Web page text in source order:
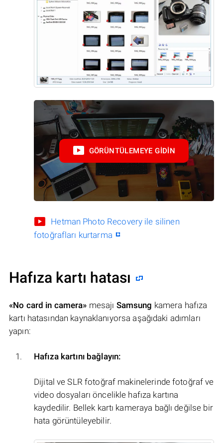
GÖRÜNTÜLEMEYE GIDIN
Hetman Photo Recovery ile silinen
fotoğrafları kurtarma
Hafıza kartı hatası
«No card in camera» mesajı Samsung kamera hafıza
kartı hatasından kaynaklanıyorsa aşağıdaki adımları
yapın:
Hafıza kartını bağlayın:
Dijital ve SLR fotoğraf makinelerinde fotoğraf ve
video dosyaları öncelikle hafıza kartına
kaydedilir. Bellek kartı kameraya bağlı değilse bir
hata görüntüleyebilir.